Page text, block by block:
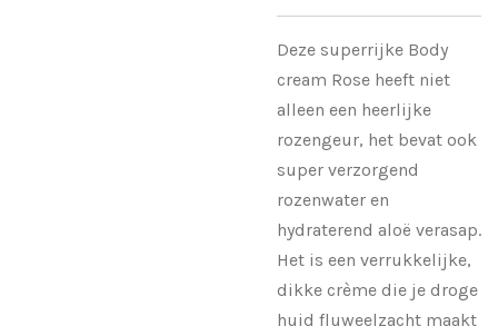
Deze superrijke Body
cream Rose heeft niet
alleen een heerlijke
rozengeur, het bevat ook
super verzorgend
rozenwater en
hydraterend aloë verasap.
Het is een verrukkelijke,
dikke crème die je droge
huid fluweelzacht maakt